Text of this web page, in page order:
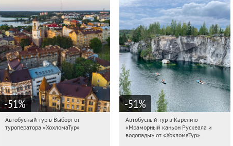
-51%
11:44:01 Купили:
Автобусный тур в Выборг от
туроператора «ХохломаТур»
-51%
11:44:01 Купили:
Сенная площадь
Автобусный тур в Карелию
«Мраморный каньон Рускеала и
водопады» от «ХохломаТур»